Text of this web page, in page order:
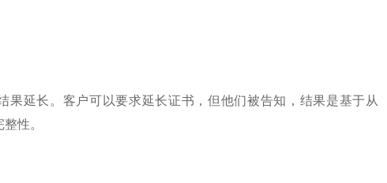
延长。客户可以要求延长证书，但他们被告知，结果是基于从
性。